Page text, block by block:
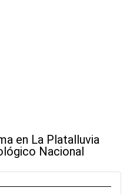
en La Platalluvia
Nacional